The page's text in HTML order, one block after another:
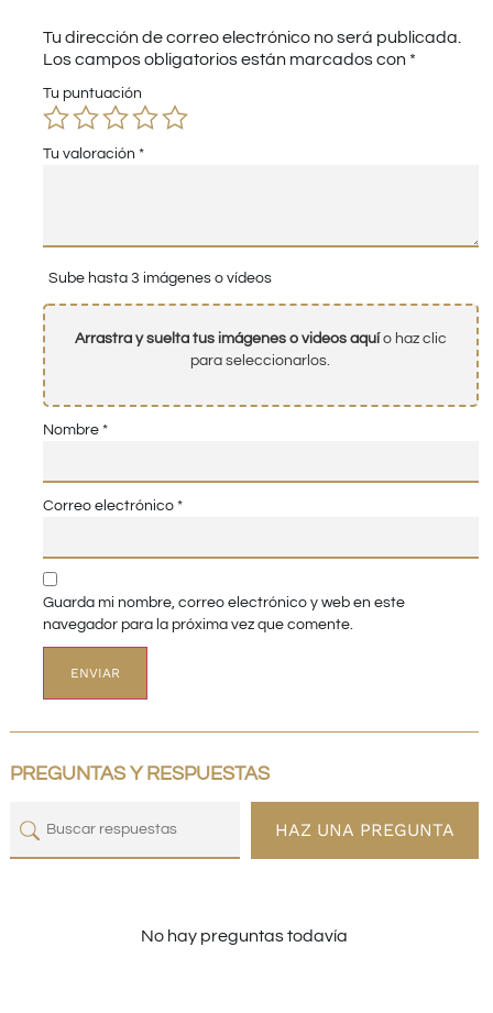
Tu dirección de correo electrónico no será publicada.
Los campos obligatorios están marcados con *
Tu puntuación
Tu valoración *
Sube hasta 3 imágenes o vídeos
Arrastra y suelta tus imágenes o videos aquío haz clic
para seleccionarlos.
Nombre *
Correo electrónico *
Guarda mi nombre, correo electrónico y web en este
navegador para la próxima vez que comente.
PREGUNTAS Y RESPUESTAS
HAZ UNA PREGUNTA
No hay preguntas todavía